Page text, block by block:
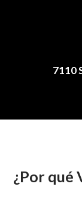
7110
¿Por qué